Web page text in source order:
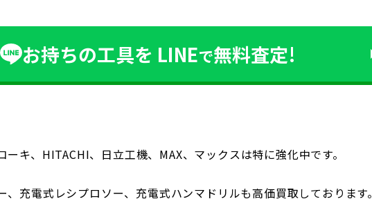
お持ちの工具を LINEで無料査定!
キ、HITACHI、日立工機、MAX、マックスは特に強化中です。
充電式レシプロソー、充電式ハンマドリルも高価買取しております。